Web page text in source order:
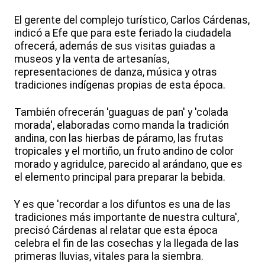
El gerente del complejo turístico, Carlos Cárdenas,
indicó a Efe que para este feriado la ciudadela
ofrecerá, además de sus visitas guiadas a
museos y la venta de artesanías,
representaciones de danza, música y otras
tradiciones indígenas propias de esta época.
También ofrecerán 'guaguas de pan' y 'colada
morada', elaboradas como manda la tradición
andina, con las hierbas de páramo, las frutas
tropicales y el mortiño, un fruto andino de color
morado y agridulce, parecido al arándano, que es
el elemento principal para preparar la bebida.
Y es que 'recordar a los difuntos es una de las
tradiciones más importante de nuestra cultura',
precisó Cárdenas al relatar que esta época
celebra el fin de las cosechas y la llegada de las
primeras lluvias, vitales para la siembra.